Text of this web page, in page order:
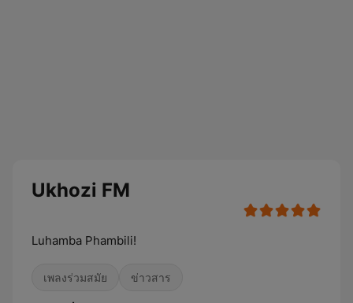
Ukhozi FM
Luhamba Phambili!
เพลงร่วมสมัย ข่าวสาร